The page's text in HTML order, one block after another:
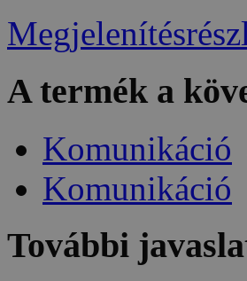
A termék a
Komunikáció
Komunikáció
További